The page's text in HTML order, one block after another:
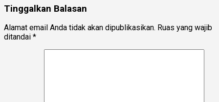
Tinggalkan Balasan
Alamat email Anda tidak akan dipublikasikan. Ruas yang wajib
ditandai *